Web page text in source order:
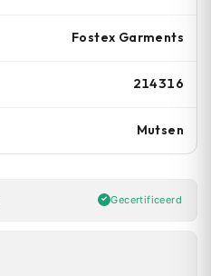
Fostex Garments
214316
Mutsen
Gecertificeerd